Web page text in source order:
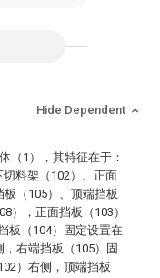
Hide Dependent
（1），其特征在于：
料架（102）、正面
（105）、顶端挡板
），正面挡板（103）
板（104）固定设置在
右端挡板（105）固
）右侧，顶端挡板